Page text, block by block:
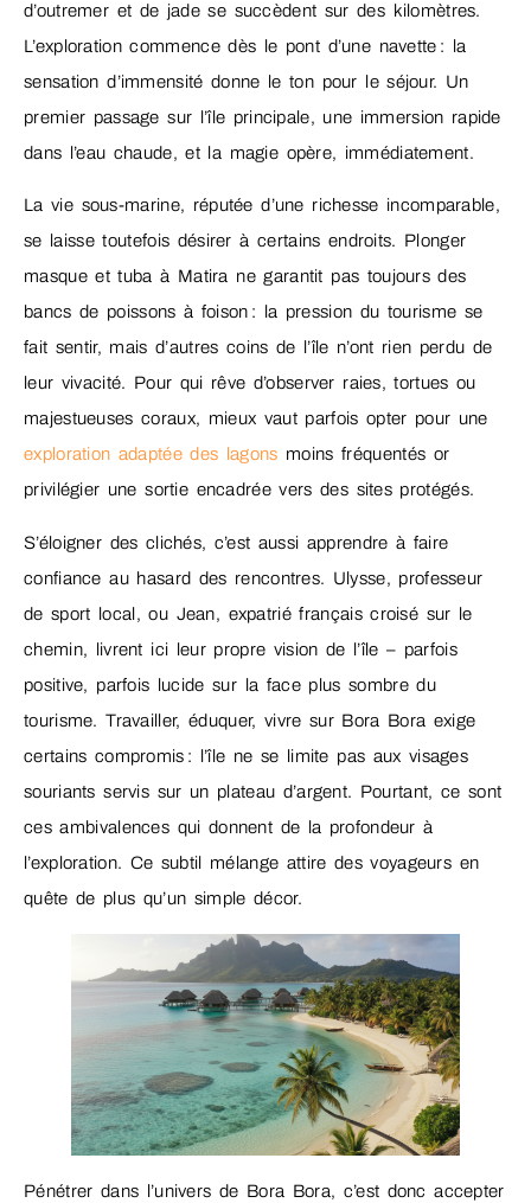
d’outremer et de jade se succèdent sur des kilomètres.
L’exploration commence dès le pont d’une navette : la
sensation d’immensité donne le ton pour le séjour. Un
premier passage sur l’île principale, une immersion rapide
dans l’eau chaude, et la magie opère, immédiatement.
La vie sous-marine, réputée d’une richesse incomparable,
se laisse toutefois désirer à certains endroits. Plonger
masque et tuba à Matira ne garantit pas toujours des
bancs de poissons à foison : la pression du tourisme se
fait sentir, mais d’autres coins de l’île n’ont rien perdu de
leur vivacité. Pour qui rêve d’observer raies, tortues ou
majestueuses coraux, mieux vaut parfois opter pour une
exploration adaptée des lagons moins fréquentés or
privilégier une sortie encadrée vers des sites protégés.
S’éloigner des clichés, c’est aussi apprendre à faire
confiance au hasard des rencontres. Ulysse, professeur
de sport local, ou Jean, expatrié français croisé sur le
chemin, livrent ici leur propre vision de l’île – parfois
positive, parfois lucide sur la face plus sombre du
tourisme. Travailler, éduquer, vivre sur Bora Bora exige
certains compromis : l’île ne se limite pas aux visages
souriants servis sur un plateau d’argent. Pourtant, ce sont
ces ambivalences qui donnent de la profondeur à
l’exploration. Ce subtil mélange attire des voyageurs en
quête de plus qu’un simple décor.
Pénétrer dans l’univers de Bora Bora, c’est donc accepter